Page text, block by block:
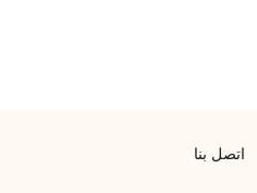
اتصل بنا